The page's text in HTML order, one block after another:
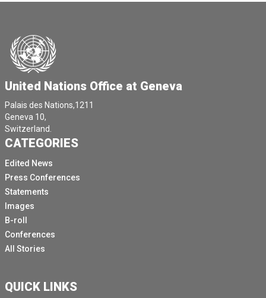
United Nations Office at Geneva
Palais des Nations,1211
Geneva 10,
Switzerland.
CATEGORIES
Edited News
Press Conferences
Statements
Images
B-roll
Conferences
All Stories
QUICK LINKS